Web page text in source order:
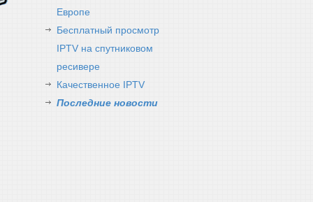
Европе
Бесплатный просмотр
IPTV на спутниковом
ресивере
Качественное IPTV
Последние новости